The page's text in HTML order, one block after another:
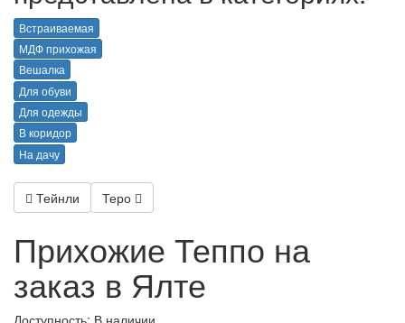
Встраиваемая
МДФ прихожая
Вешалка
Для обуви
Для одежды
В коридор
На дачу
Тейнли Теро
Прихожие Теппо на
заказ в Ялте
Доступность: В наличии